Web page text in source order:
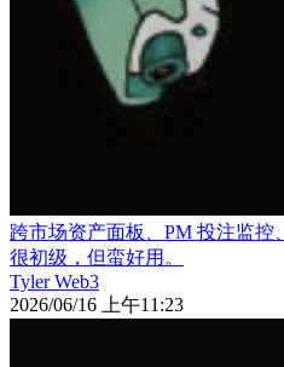
跨市场资产面板、PM 投注监
很初级，但蛮好用。
Tyler Web3
2026/06/16 上午11:23